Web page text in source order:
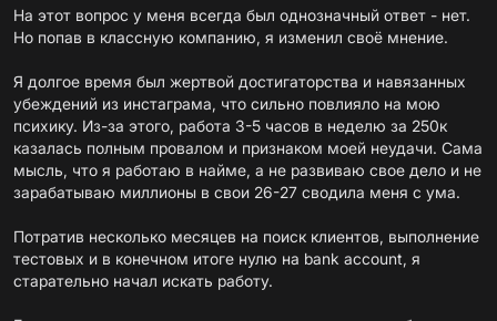
На этот вопрос у меня всегда был однозначный ответ - нет.
Но попав в классную компанию, я изменил своё мнение.
Я долгое время был жертвой достигаторства и навязанных
убеждений из инстаграма, что сильно повлияло на мою
психику. Из-за этого, работа 3-5 часов в неделю за 250к
казалась полным провалом и признаком моей неудачи. Сама
мысль, что я работаю в найме, а не развиваю свое дело и не
зарабатываю миллионы в свои 26-27 сводила меня с ума.
Потратив несколько месяцев на поиск клиентов, выполнение
тестовых и в конечном итоге нулю на bank account, я
старательно начал искать работу.